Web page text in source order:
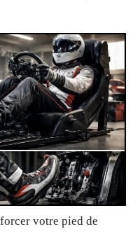
votre pied de